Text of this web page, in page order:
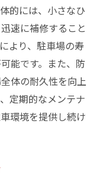
的には、小さなひ
速に補修すること
より、駐車場の寿
能です。また、防
体の耐久性を向上
定期的なメンテナ
環境を提供し続け